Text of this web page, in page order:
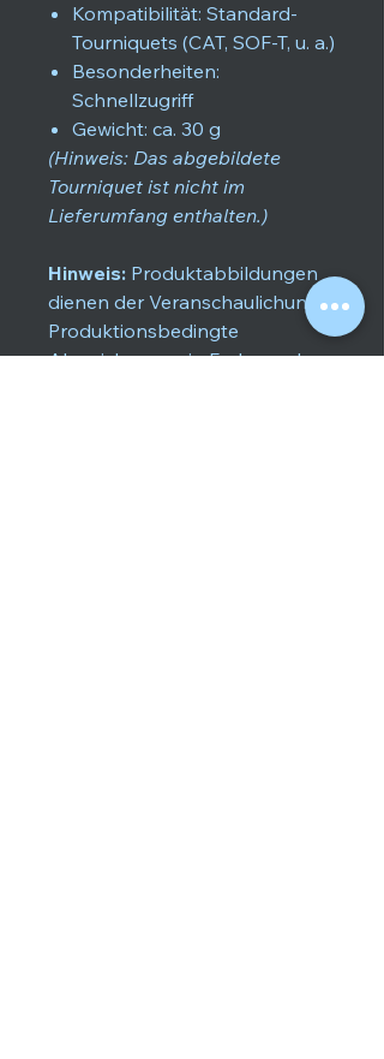
Kompatibilität: Standard-
Tourniquets (CAT, SOF-T, u. a.)
Besonderheiten:
Schnellzugriff
Gewicht: ca. 30 g
(Hinweis: Das abgebildete
Tourniquet ist nicht im
Lieferumfang enthalten.)
Hinweis: Produktabbildungen
dienen der Veranschaulichung.
Produktionsbedingte
Abweichungen in Farbe und